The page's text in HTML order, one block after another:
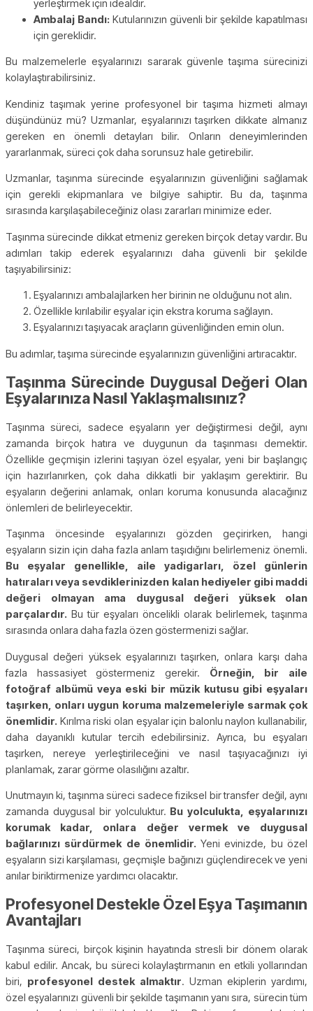
yerleştirmek için idealdir.
Ambalaj Bandı: Kutularınızın güvenli bir şekilde kapatılması
için gereklidir.
Bu malzemelerle eşyalarınızı sararak güvenle taşıma sürecinizi
kolaylaştırabilirsiniz.
Kendiniz taşımak yerine profesyonel bir taşıma hizmeti almayı
düşündünüz mü? Uzmanlar, eşyalarınızı taşırken dikkate almanız
gereken en önemli detayları bilir. Onların deneyimlerinden
yararlanmak, süreci çok daha sorunsuz hale getirebilir.
Uzmanlar, taşınma sürecinde eşyalarınızın güvenliğini sağlamak
için gerekli ekipmanlara ve bilgiye sahiptir. Bu da, taşınma
sırasında karşılaşabileceğiniz olası zararları minimize eder.
Taşınma sürecinde dikkat etmeniz gereken birçok detay vardır. Bu
adımları takip ederek eşyalarınızı daha güvenli bir şekilde
taşıyabilirsiniz:
Eşyalarınızı ambalajlarken her birinin ne olduğunu not alın.
Özellikle kırılabilir eşyalar için ekstra koruma sağlayın.
Eşyalarınızı taşıyacak araçların güvenliğinden emin olun.
Bu adımlar, taşıma sürecinde eşyalarınızın güvenliğini artıracaktır.
Taşınma Sürecinde Duygusal Değeri Olan
Eşyalarınıza Nasıl Yaklaşmalısınız?
Taşınma süreci, sadece eşyaların yer değiştirmesi değil, aynı
zamanda birçok hatıra ve duygunun da taşınması demektir.
Özellikle geçmişin izlerini taşıyan özel eşyalar, yeni bir başlangıç
için hazırlanırken, çok daha dikkatli bir yaklaşım gerektirir. Bu
eşyaların değerini anlamak, onları koruma konusunda alacağınız
önlemleri de belirleyecektir.
Taşınma öncesinde eşyalarınızı gözden geçirirken, hangi
eşyaların sizin için daha fazla anlam taşıdığını belirlemeniz önemli.
Bu eşyalar genellikle, aile yadigarları, özel günlerin
hatıraları veya sevdiklerinizden kalan hediyeler gibi maddi
değeri olmayan ama duygusal değeri yüksek olan
parçalardır. Bu tür eşyaları öncelikli olarak belirlemek, taşınma
sırasında onlara daha fazla özen göstermenizi sağlar.
Duygusal değeri yüksek eşyalarınızı taşırken, onlara karşı daha
fazla hassasiyet göstermeniz gerekir. Örneğin, bir aile
fotoğraf albümü veya eski bir müzik kutusu gibi eşyaları
taşırken, onları uygun koruma malzemeleriyle sarmak çok
önemlidir. Kırılma riski olan eşyalar için balonlu naylon kullanabilir,
daha dayanıklı kutular tercih edebilirsiniz. Ayrıca, bu eşyaları
taşırken, nereye yerleştirileceğini ve nasıl taşıyacağınızı iyi
planlamak, zarar görme olasılığını azaltır.
Unutmayın ki, taşınma süreci sadece fiziksel bir transfer değil, aynı
zamanda duygusal bir yolculuktur. Bu yolculukta, eşyalarınızı
korumak kadar, onlara değer vermek ve duygusal
bağlarınızı sürdürmek de önemlidir. Yeni evinizde, bu özel
eşyaların sizi karşılaması, geçmişle bağınızı güçlendirecek ve yeni
anılar biriktirmenize yardımcı olacaktır.
Profesyonel Destekle Özel Eşya Taşımanın
Avantajları
Taşınma süreci, birçok kişinin hayatında stresli bir dönem olarak
kabul edilir. Ancak, bu süreci kolaylaştırmanın en etkili yollarından
biri, profesyonel destek almaktır. Uzman ekiplerin yardımı,
özel eşyalarınızı güvenli bir şekilde taşımanın yanı sıra, sürecin tüm